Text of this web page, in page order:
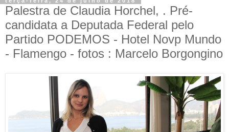
Palestra de Claudia Horchel, . Pré-
candidata a Deputada Federal pelo
Partido PODEMOS - Hotel Novp Mundo
- Flamengo - fotos : Marcelo Borgongino